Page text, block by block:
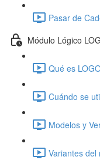
Pasar de
Módulo Lógico
Qué es
Cuándo se
Modelos y
Variantes del